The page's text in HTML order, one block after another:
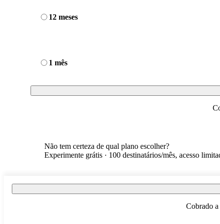
12 meses
1 mês
Não tem certeza de qual plano escolher?
Experimente grátis · 100 destinatários/mês, acesso
Cobrado a